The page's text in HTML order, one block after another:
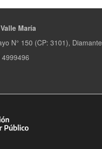
María
N° 150 (CP: 3101), Diamante